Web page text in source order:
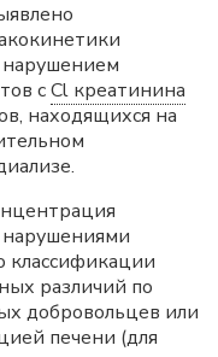
нарушением
сCl креатинина
находящихся на
нарушениями
классификации
различий по
добровольцев или
печени (для